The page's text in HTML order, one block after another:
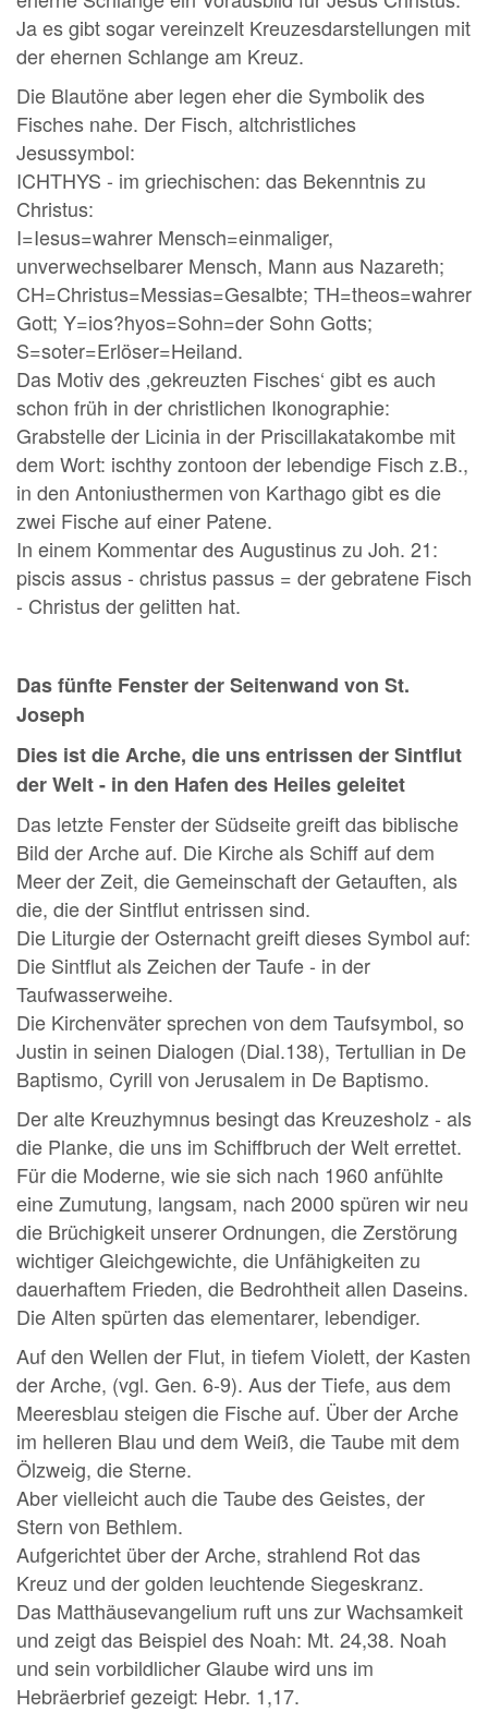
Ja es gibt sogar vereinzelt Kreuzesdarstellungen mit
der ehernen Schlange am Kreuz.
Die Blautöne aber legen eher die Symbolik des
Fisches nahe. Der Fisch, altchristliches
Jesussymbol:
ICHTHYS - im griechischen: das Bekenntnis zu
Christus:
I=Iesus=wahrer Mensch=einmaliger,
unverwechselbarer Mensch, Mann aus Nazareth;
CH=Christus=Messias=Gesalbte; TH=theos=wahrer
Gott; Y=ios?hyos=Sohn=der Sohn Gotts;
S=soter=Erlöser=Heiland.
Das Motiv des ‚gekreuzten Fisches‘ gibt es auch
schon früh in der christlichen Ikonographie:
Grabstelle der Licinia in der Priscillakatakombe mit
dem Wort: ischthy zontoon der lebendige Fisch z.B.,
in den Antoniusthermen von Karthago gibt es die
zwei Fische auf einer Patene.
In einem Kommentar des Augustinus zu Joh. 21:
piscis assus - christus passus = der gebratene Fisch
- Christus der gelitten hat.
Das fünfte Fenster der Seitenwand von St.
Joseph
Dies ist die Arche, die uns entrissen der Sintflut
der Welt - in den Hafen des Heiles geleitet
Das letzte Fenster der Südseite greift das biblische
Bild der Arche auf. Die Kirche als Schiff auf dem
Meer der Zeit, die Gemeinschaft der Getauften, als
die, die der Sintflut entrissen sind.
Die Liturgie der Osternacht greift dieses Symbol auf:
Die Sintflut als Zeichen der Taufe - in der
Taufwasserweihe.
Die Kirchenväter sprechen von dem Taufsymbol, so
Justin in seinen Dialogen (Dial.138), Tertullian in De
Baptismo, Cyrill von Jerusalem in De Baptismo.
Der alte Kreuzhymnus besingt das Kreuzesholz - als
die Planke, die uns im Schiffbruch der Welt errettet.
Für die Moderne, wie sie sich nach 1960 anfühlte
eine Zumutung, langsam, nach 2000 spüren wir neu
die Brüchigkeit unserer Ordnungen, die Zerstörung
wichtiger Gleichgewichte, die Unfähigkeiten zu
dauerhaftem Frieden, die Bedrohtheit allen Daseins.
Die Alten spürten das elementarer, lebendiger.
Auf den Wellen der Flut, in tiefem Violett, der Kasten
der Arche, (vgl. Gen. 6-9). Aus der Tiefe, aus dem
Meeresblau steigen die Fische auf. Über der Arche
im helleren Blau und dem Weiß, die Taube mit dem
Ölzweig, die Sterne.
Aber vielleicht auch die Taube des Geistes, der
Stern von Bethlem.
Aufgerichtet über der Arche, strahlend Rot das
Kreuz und der golden leuchtende Siegeskranz.
Das Matthäusevangelium ruft uns zur Wachsamkeit
und zeigt das Beispiel des Noah: Mt. 24,38. Noah
und sein vorbildlicher Glaube wird uns im
Hebräerbrief gezeigt: Hebr. 1,17.